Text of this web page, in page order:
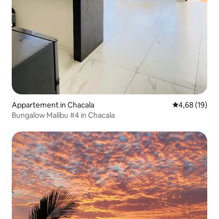
Appartement in Chacala Gemiddelde
4,68 (19)
Bungalow Malibu #4 in Chacala